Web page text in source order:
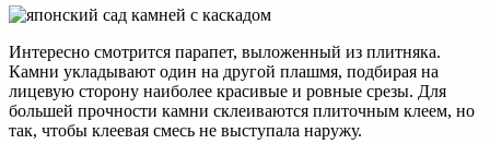
Интересно смотрится парапет, выложенный из плитняка.
Камни укладывают один на другой плашмя, подбирая на
лицевую сторону наиболее красивые и ровные срезы. Для
большей прочности камни склеиваются плиточным клеем, но
так, чтобы клеевая смесь не выступала наружу.